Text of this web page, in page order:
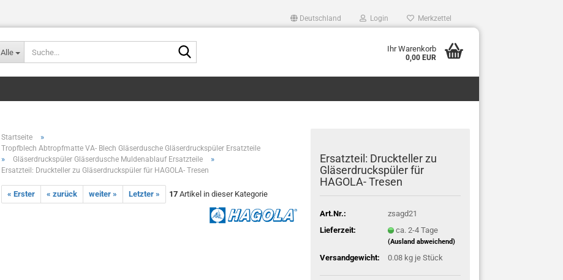
Deutschland Login Merkzettel
Alle Ihr Warenkorb
0,00 EUR
Startseite »
Tropfblech Abtropfmatte VA- Blech Gläserdusche Gläserdruckspüler Ersatzteile
» Gläserdruckspüler Gläserdusche Muldenablauf Ersatzteile »
Ersatzteil: Druckteller zu Gläserdruckspüler für HAGOLA- Tresen
« Erster « zurück weiter » Letzter » 17 Artikel in dieser Kategorie
Ersatzteil: Druckteller zu
Gläserdruckspüler für
HAGOLA- Tresen
Art.Nr.:
zsagd21
Lieferzeit:
ca. 2-4 Tage
(Ausland abweichend)
Versandgewicht: 0.08kg je Stück